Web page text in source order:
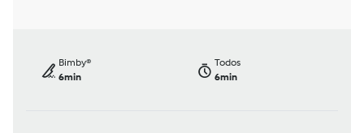
Bimby®
6min
Todos
6min